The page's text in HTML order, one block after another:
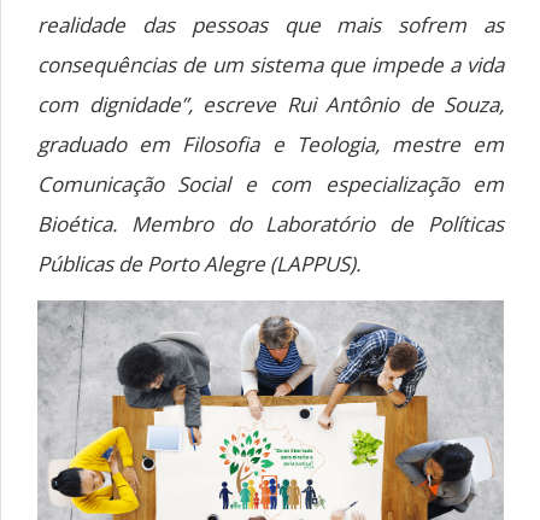
realidade das pessoas que mais sofrem as
consequências de um sistema que impede a vida
com dignidade”, escreve Rui Antônio de Souza,
graduado em Filosofia e Teologia, mestre em
Comunicação Social e com especialização em
Bioética. Membro do Laboratório de Políticas
Públicas de Porto Alegre (LAPPUS).